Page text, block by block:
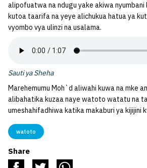
alipofuatwa na ndugu yake akiwa
kutoa taarifa na yeye alichukua hatua ya
vyombo vya ulinzi na usalama.
Sauti ya Sheha
Marehemumu Moh`d aliwahi kuwa na mke
alibahatika kuzaa naye watoto watatu na
umeshahifadhiwa katika makaburi ya kijijini
watoto
Share